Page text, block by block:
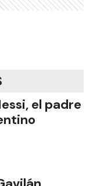
el padre